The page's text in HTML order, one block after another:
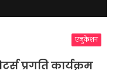
एजुकेशन
प्रगति कार्यक्रम